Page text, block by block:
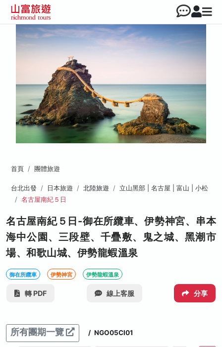
首頁 團體旅遊
台北出發 日本旅遊 北陸旅遊
立山黑部 | 名古屋 | 富山 | 小松
名古屋南紀５日
名古屋南紀５日-御在所纜車、伊勢神宮、串本
海中公園、三段壁、千疊敷、鬼之城、黑潮市
場、和歌山城、伊勢龍蝦溫泉
御在所纜車 伊勢神宮 伊勢龍蝦溫泉
轉 PDF 線上客服 分享
所有團期一覽 / NGO05CI01